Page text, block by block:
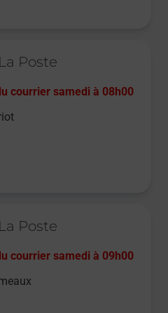
Poste
courrier samedi à 08h00
Poste
courrier samedi à 09h00